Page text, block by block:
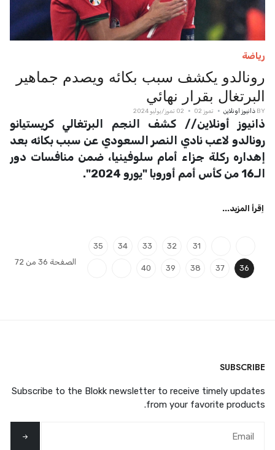
رياضة
رونالدو يكشف سبب بكائه ويصدم جماهير
البرتغال بقرار نهائي
BY ذانيوز اونلاين تموز 02 02 تموز/يوليو 2024
ذانيوز أونلاين// كشف النجم البرتغالي كريستيانو
رونالدو لاعب نادي النصر السعودي عن سبب بكائه بعد
إهداره ركلة جزاء أمام سلوفينيا، ضمن منافسات دور
الـ16 من كأس أمم أوروبا "يورو 2024".
اِقرأ المزيد...
الصفحة 36 من 72
31
32
33
34
35
36
37
38
39
40
SUBSCRIBE
Subscribe to the Blokk newsletter to receive timely updates
from your favorite products.